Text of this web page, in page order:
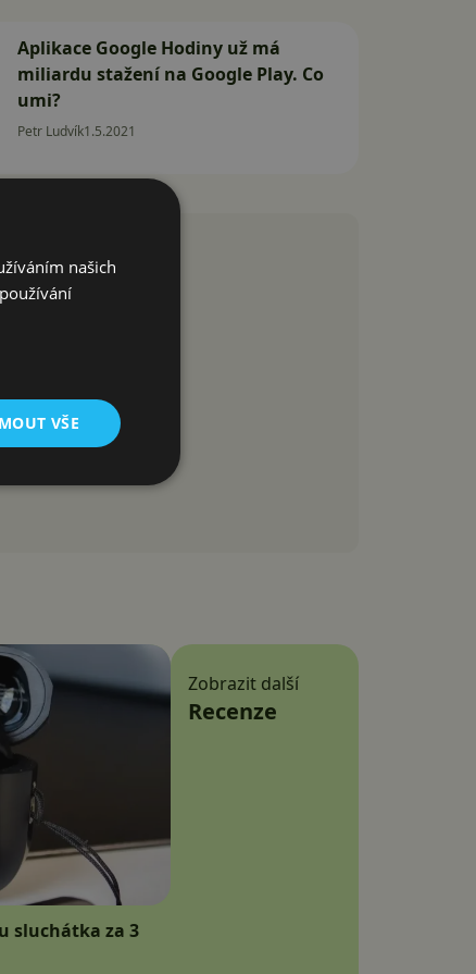
Aplikace Google Hodiny už má
miliardu stažení na Google Play. Co
umi?
Petr Ludvík1.5.2021
sluchátka za 3
Zobrazit další
Recenze
našich
VŠE